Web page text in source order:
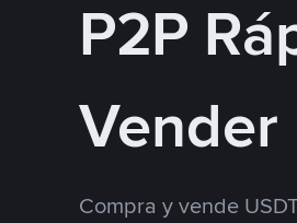
P2P
Vender
Compra y vende